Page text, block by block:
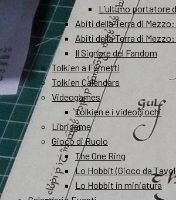
L’ultimo portatore
Abiti della Terra di
Abiti della Terra di
Il Signore del Fandom
Tolkien a Fumetti
Tolkien Calendars
Videogames
Tolkien e i videogiochi
Librigame
Gioco di Ruolo
The One Ring
Lo Hobbit (Gioco da
Lo Hobbit in miniatura